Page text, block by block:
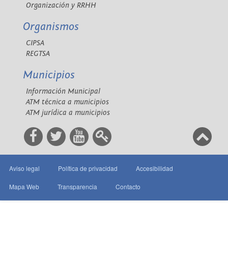
Organización y RRHH
Organismos
CIPSA
REGTSA
Municipios
Información Municipal
ATM técnica a municipios
ATM jurídica a municipios
Aviso legal Política de privacidad Accesibilidad
Mapa Web Transparencia Contacto